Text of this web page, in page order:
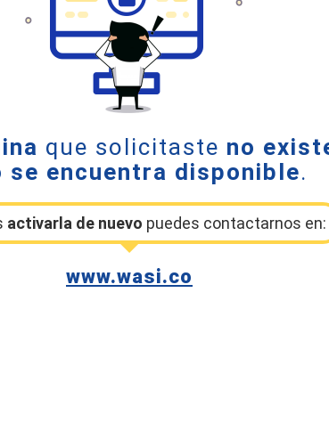
que solicitaste no
se encuentra disponible.
activarla de nuevo puedes contactarnos en:
www.wasi.co